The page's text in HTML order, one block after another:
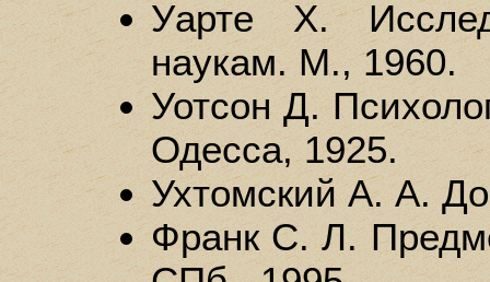
Уарте X.
наукам. М., 1960.
Уотсон Д.
Одесса, 1925.
Ухтомский А. А.
Франк С. Л.